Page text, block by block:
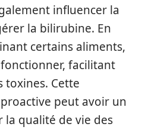
influencer la
la bilirubine. En
certains aliments,
facilitant
toxines. Cette
peut avoir un
qualité de vie des